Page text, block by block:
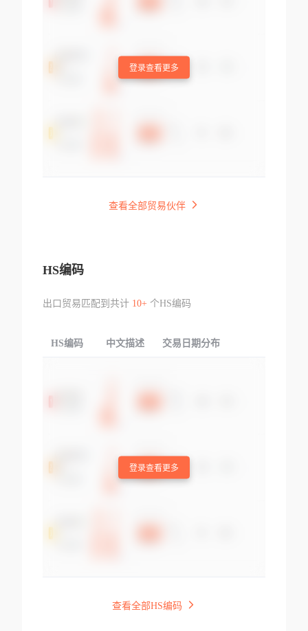
登录查看更多
查看全部贸易伙伴
HS编码
出口贸易匹配到共计 10+个HS编码
HS编码 中文描述 交易日期分布
登录查看更多
查看全部HS编码